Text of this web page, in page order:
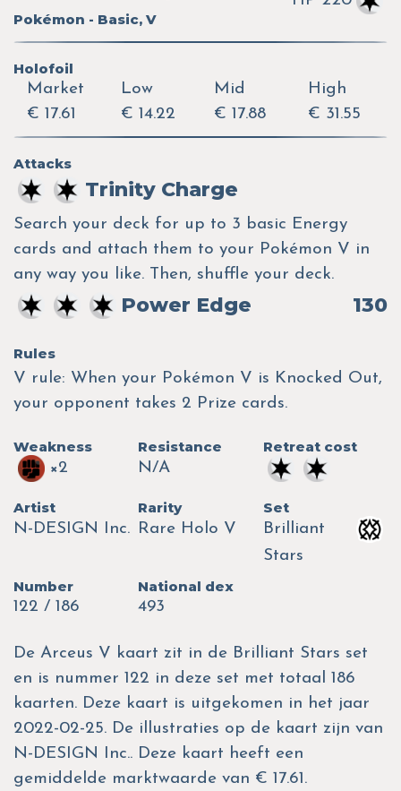
Pokémon - Basic, V
Holofoil
Market
€ 17.61
Low
€ 14.22
Mid
€ 17.88
High
€ 31.55
Attacks
Trinity Charge
Search your deck for up to 3 basic Energy
cards and attach them to your Pokémon V in
any way you like. Then, shuffle your deck.
Power Edge 130
Rules
V rule: When your Pokémon V is Knocked Out,
your opponent takes 2 Prize cards.
Weakness
×2
Resistance
N/A
Retreat cost
Artist
N-DESIGN Inc.
Rarity
Rare Holo V
Set
Brilliant
Stars
Number
122 / 186
National dex
493
De Arceus V kaart zit in de Brilliant Stars set
en is nummer 122 in deze set met totaal 186
kaarten. Deze kaart is uitgekomen in het jaar
2022-02-25. De illustraties op de kaart zijn van
N-DESIGN Inc.. Deze kaart heeft een
gemiddelde marktwaarde van € 17.61.